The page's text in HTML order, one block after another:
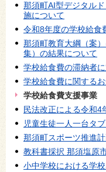
那須町AI型デジタル
施について
令和8年度の学校給食
那須町教育大綱（案
集）の結果について
学校給食費の滞納者
学校給食費に関する
学校給食費支援事業
民法改正による令和4
児童生徒一人一台タ
那須町スポーツ推進
教科書採択 那須塩原
小中学校における学